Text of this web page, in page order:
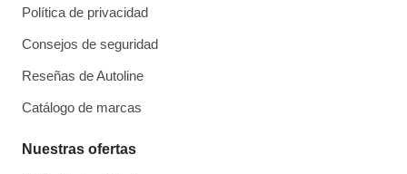
Política de privacidad
Consejos de seguridad
Reseñas de Autoline
Catálogo de marcas
Nuestras ofertas